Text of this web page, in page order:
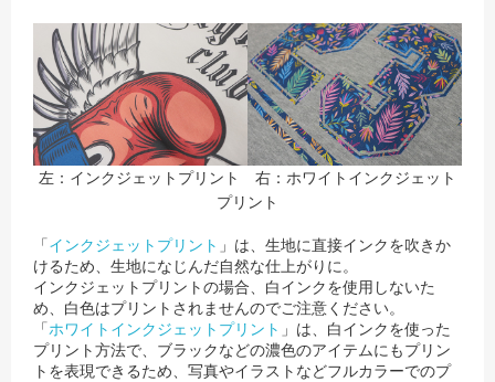
左：インクジェットプリント 右：ホワイトインクジェット
プリント
「インクジェットプリント 」は、生地に直接インクを吹きか
けるため、生地になじんだ自然な仕上がりに。
インクジェットプリントの場合、白インクを使用しないた
め、白色はプリントされませんのでご注意ください。
「ホワイトインクジェットプリント 」は、白インクを使った
プリント方法で、ブラックなどの濃色のアイテムにもプリン
トを表現できるため、 写真やイラストなどフルカラーでのプ